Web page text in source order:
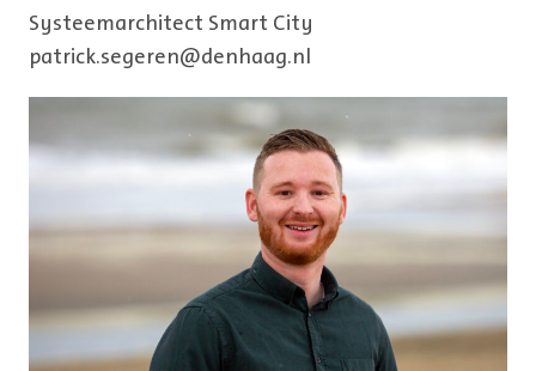
Systeemarchitect Smart City
patrick.segeren@denhaag.nl